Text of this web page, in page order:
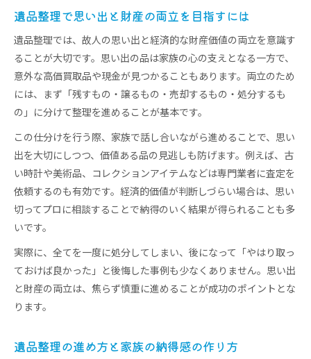
遺品整理で思い出と財産の両立を目指すには
遺品整理では、故人の思い出と経済的な財産価値の両立を意識す
ることが大切です。思い出の品は家族の心の支えとなる一方で、
意外な高価買取品や現金が見つかることもあります。両立のため
には、まず「残すもの・譲るもの・売却するもの・処分するも
の」に分けて整理を進めることが基本です。
この仕分けを行う際、家族で話し合いながら進めることで、思い
出を大切にしつつ、価値ある品の見逃しも防げます。例えば、古
い時計や美術品、コレクションアイテムなどは専門業者に査定を
依頼するのも有効です。経済的価値が判断しづらい場合は、思い
切ってプロに相談することで納得のいく結果が得られることも多
いです。
実際に、全てを一度に処分してしまい、後になって「やはり取っ
ておけば良かった」と後悔した事例も少なくありません。思い出
と財産の両立は、焦らず慎重に進めることが成功のポイントとな
ります。
遺品整理の進め方と家族の納得感の作り方